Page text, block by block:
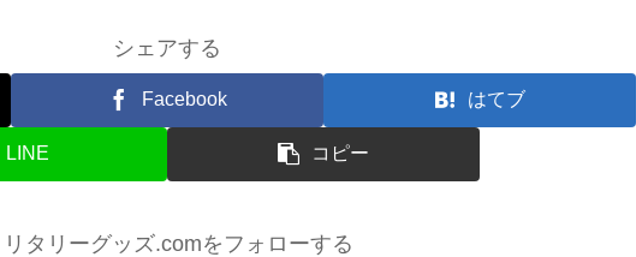
シェアする
Facebook はてブ
LINE コピー
リタリーグッズ.comをフォローする